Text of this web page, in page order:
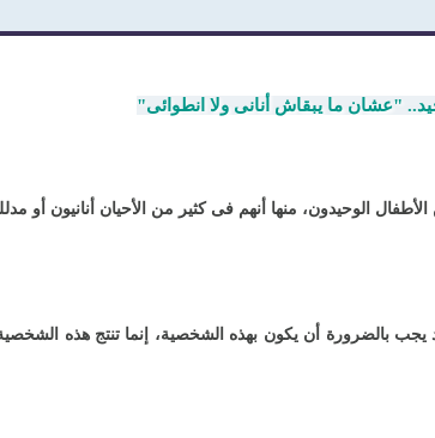
الوحيدون، منها أنهم فى كثير من الأحيان أنانيون أو
يجب بالضرورة أن يكون بهذه الشخصية، إنما تنتج هذه